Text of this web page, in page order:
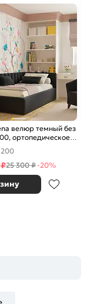
велюр темный без
ортопедическое
мягкое
₽25 300 ₽-20%